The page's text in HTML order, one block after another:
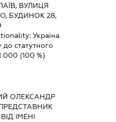
ВУЛИЦЯ
БУДИНОК 28,
Україна
до статутного
000 (100 %)
ОЛЕКСАНДР
ІМЕНІ